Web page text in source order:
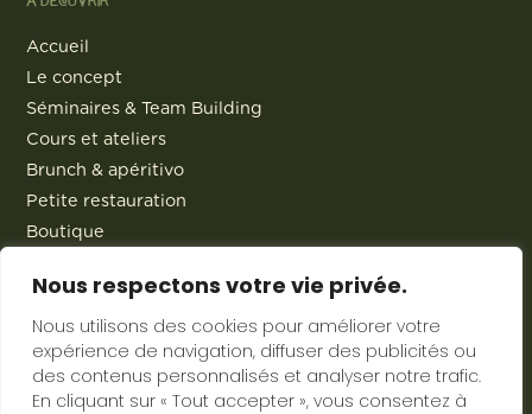
Nous respectons votre vie privée.
Nous utilisons des cookies pour améliorer votre
expérience de navigation, diffuser des publicités ou
des contenus personnalisés et analyser notre trafic.
En cliquant sur « Tout accepter », vous consentez à
Accueil
Le concept
Séminaires & Team Building
Cours et ateliers
Brunch & apéritivo
Petite restauration
Boutique
Actualités
Contact